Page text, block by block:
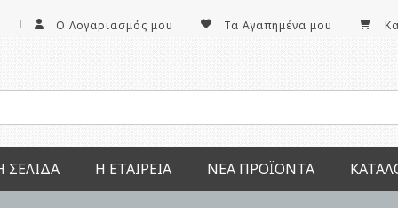
Ο Λογαριασμός μου Τα Αγαπημένα μου
ΣΕΛΊΔΑ Η ΕΤΑΙΡΕΊΑ ΝΕΑ ΠΡΟΪΌΝΤΑ